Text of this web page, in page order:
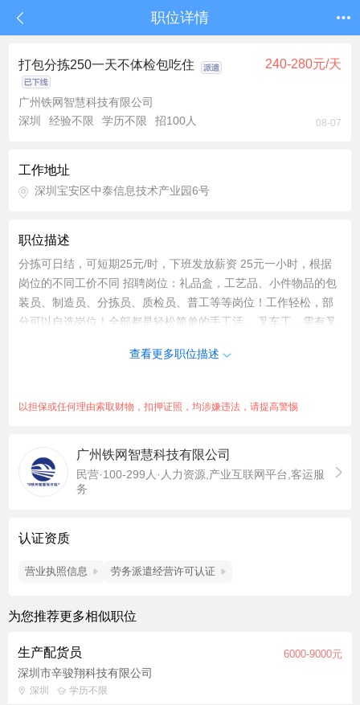
职位详情
打包分拣250一天不体检包吃住 240-280元/天
广州铁网智慧科技有限公司
深圳
经验不限 学历不限 招100人 08-07
工作地址
深圳宝安区中泰信息技术产业园6号
职位描述
分拣可日结，可短期25元/时，下班发放薪资 25元一小时，根据
岗位的不同工价不同 招聘岗位：礼品盒，工艺品、小件物品的包
装员、制造员、分拣员、质检员、普工等等岗位！工作轻松，部
分可以自选岗位！全部都是轻松简单的手工活。 叉车工，需有叉
来可以全额报销车费！ 【条件要求】：自己选择工期，15天起，
查看更多职位描述
以担保或任何理由索取财物，扣押证照，均涉嫌违法，请提高警惕
广州铁网智慧科技有限公司
民营·100-299人·人力资源,产业互联网平台,客运服
务
认证资质
营业执照信息 劳务派遣经营许可认证
为您推荐更多相似职位
生产配货员 6000-9000元
深圳市辛骏翔科技有限公司
深圳 学历不限